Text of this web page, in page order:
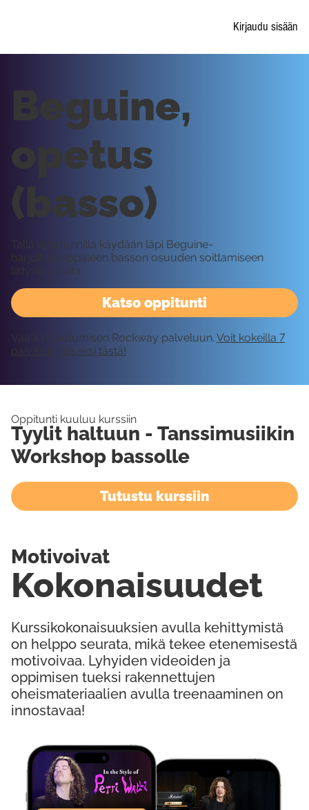
Kirjaudu sisään
Katso oppitunti
Beguine,
opetus
(basso)
Tällä oppitunnilla käydään läpi Beguine-
harjoituskappaleen basson osuuden soittamiseen
liittyviä asioita.
Vaatii kirjautumisen Rockway palveluun. Voit kokeilla 7
päivää ilmaiseksi tästä!
Oppitunti kuuluu kurssiin
Tyylit haltuun - Tanssimusiikin
Workshop bassolle
Tutustu kurssiin
Kurssikokonaisuuksien avulla kehittymistä
on helppo seurata, mikä tekee etenemisestä
motivoivaa. Lyhyiden videoiden ja
oppimisen tueksi rakennettujen
oheismateriaalien avulla treenaaminen on
innostavaa!
Kokonaisuudet
Motivoivat